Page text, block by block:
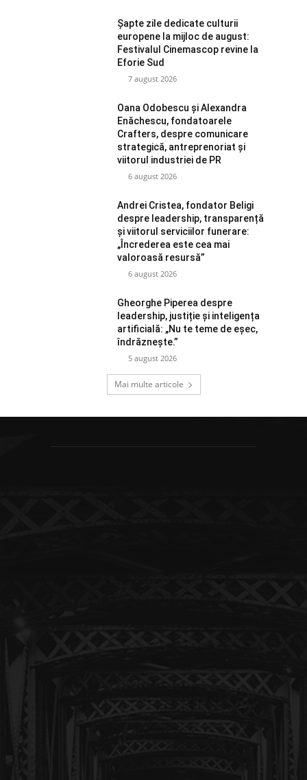
Șapte zile dedicate culturii
europene la mijloc de august:
Festivalul Cinemascop revine la
Eforie Sud
7 august 2026
Oana Odobescu și Alexandra
Enăchescu, fondatoarele
Crafters, despre comunicare
strategică, antreprenoriat și
viitorul industriei de PR
6 august 2026
Andrei Cristea, fondator Beligi
despre leadership, transparență
și viitorul serviciilor funerare:
„Încrederea este cea mai
valoroasă resursă”
6 august 2026
Gheorghe Piperea despre
leadership, justiție și inteligența
artificială: „Nu te teme de eșec,
îndrăznește.”
5 august 2026
Mai multe articole